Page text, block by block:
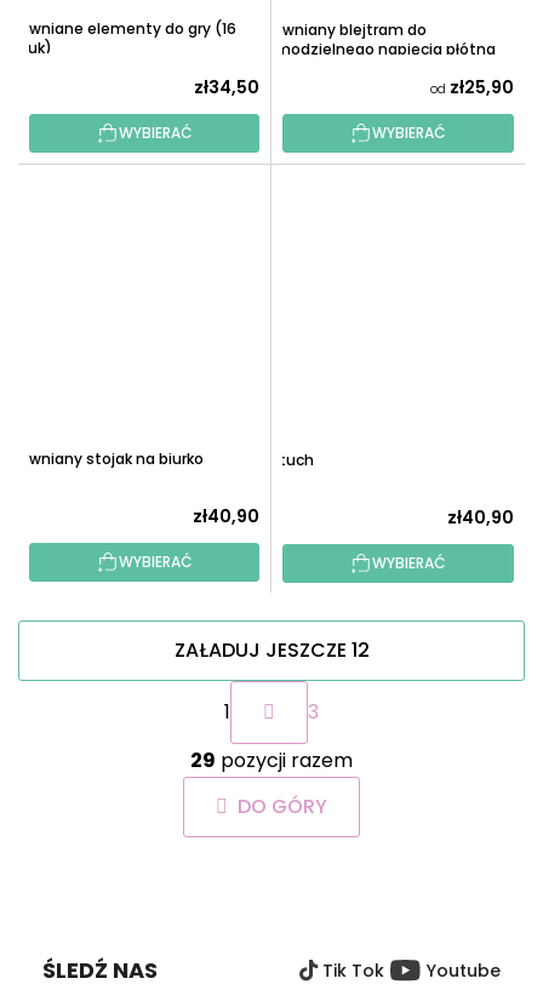
Drewniane elementy do gry (16
sztuk)
zł34,50
WYBIERAĆ
Drewniany blejtram do
samodzielnego napięcia płótna
od zł25,90
WYBIERAĆ
Drewniany stojak na biurko
zł40,90
WYBIERAĆ
Fartuch
zł40,90
WYBIERAĆ
K
o
n
t
r
ZAŁADUJ JESZCZE 12
P
a
g
i
n
a
c
1
3
29 pozycji razem
DO GÓRY
ŚLEDŹ NAS Tik Tok Youtube